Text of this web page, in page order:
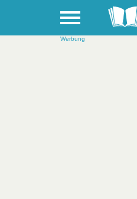
Werbung